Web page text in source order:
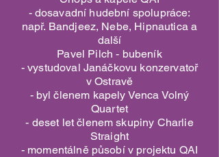
- dosavadní hudební spolupráce:
např. Bandjeez, Nebe, Hipnautica a
další
Pavel Pilch - bubeník
- vystudoval Janáčkovu konzervatoř
v Ostravě
- byl členem kapely Venca Volný
Quartet
- deset let členem skupiny Charlie
Straight
- momentálně působí v projektu QAI